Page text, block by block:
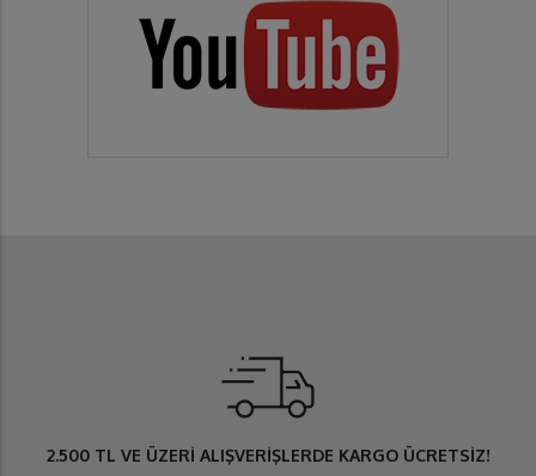
2.500 TL VE ÜZERİ ALIŞVERİŞLERDE KARGO ÜCRETSİZ!